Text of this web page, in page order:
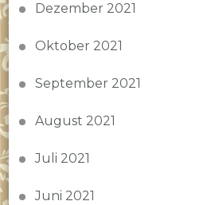
Dezember 2021
Oktober 2021
September 2021
August 2021
Juli 2021
Juni 2021